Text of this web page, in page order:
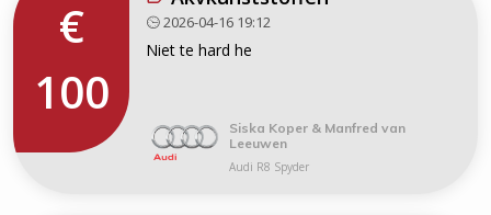
€
100
2026-04-16 19:12
Niet te hard he
Siska Koper & Manfred van
Leeuwen
Audi R8 Spyder